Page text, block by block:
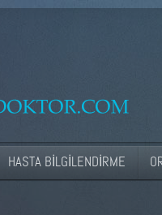
HASTA BILGILENDIRME